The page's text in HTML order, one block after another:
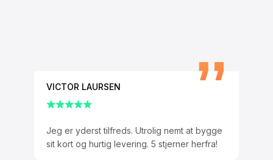
VICTOR LAURSEN
Jeg er yderst tilfreds. Utrolig nemt at bygge
sit kort og hurtig levering. 5 stjerner herfra!